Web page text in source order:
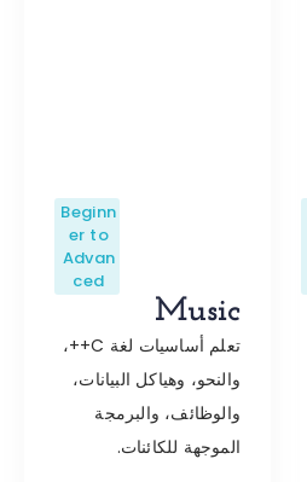
Beginn
er to
Advan
ced
Music
تعلم أساسيات لغة C++،
والنحو، وهياكل البيانات،
والوظائف، والبرمجة
الموجهة للكائنات.